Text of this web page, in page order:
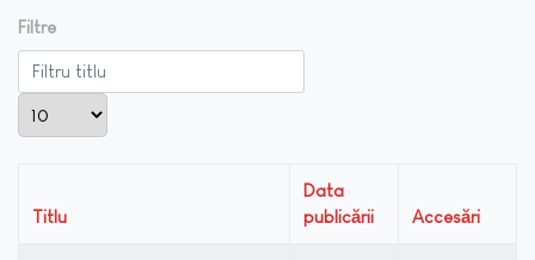
Filtre
Filtru titlu
Afișare #
Titlu
Data
publicării
Accesări